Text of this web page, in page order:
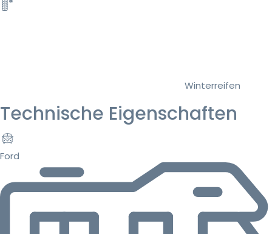
Winterreifen
Technische Eigenschaften
Ford